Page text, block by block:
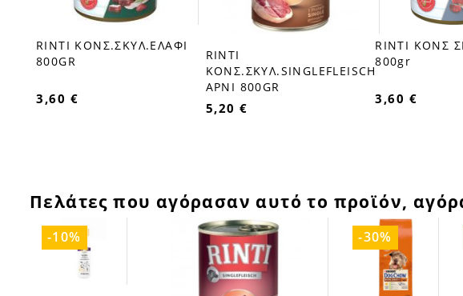
favorite_border
RINTI ΚΟΝΣ.ΣΚΥΛ.ΕΛΑΦΙ
800GR
3,60 €
favorite_border
RINTI
ΚΟΝΣ.ΣΚΥΛ.SINGLEFLEISCH
ΑΡΝΙ 800GR
5,20 €
favorite_border
RINTI ΚΟΝΣ
800gr
3,60 €
Πελάτες που αγόρασαν αυτό το προϊόν,
-10% -30%